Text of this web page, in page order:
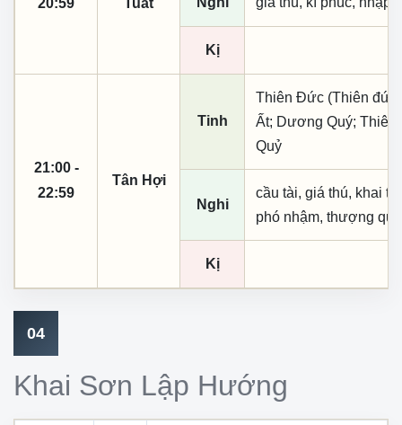
Kị
21:00 -
22:59
Tân Hợi
Tinh
Thiên Đức (Thiên
Ất; Dương Quý; Thiên
Quỷ
Nghi
cầu tài, giá thú, khai
phó nhậm, thượng
Kị
04
Khai Sơn Lập Hướng